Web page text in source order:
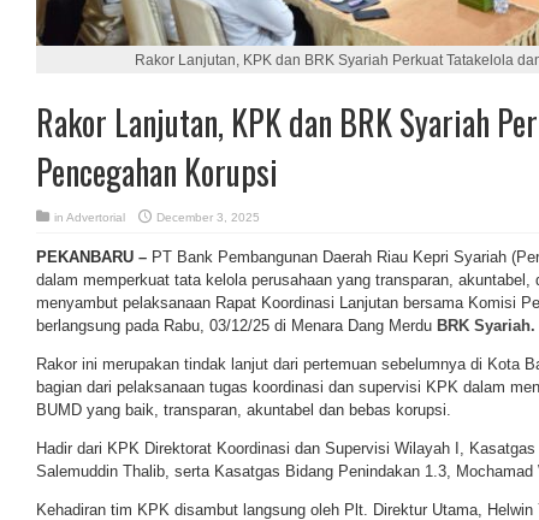
Rakor Lanjutan, KPK dan BRK Syariah Perkuat Tatakelola
Rakor Lanjutan, KPK dan BRK Syariah
Pencegahan Korupsi
in Advertorial December 3, 2025
PEKANBARU – PT Bank Pembangunan Daerah Riau Kepri Syariah
dalam memperkuat tata kelola perusahaan yang transparan, akuntabel,
menyambut pelaksanaan Rapat Koordinasi Lanjutan bersama Komisi
berlangsung pada Rabu, 03/12/25 di Menara Dang Merdu BRK Syariah.
Rakor ini merupakan tindak lanjut dari pertemuan sebelumnya di Kota
bagian dari pelaksanaan tugas koordinasi dan supervisi KPK dalam
BUMD yang baik, transparan, akuntabel dan bebas korupsi.
Hadir dari KPK Direktorat Koordinasi dan Supervisi Wilayah I,
Salemuddin Thalib, serta Kasatgas Bidang Penindakan 1.3,
Kehadiran tim KPK disambut langsung oleh Plt. Direktur Utama,